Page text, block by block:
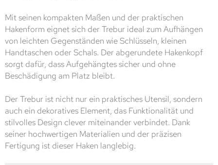
Mit seinen kompakten Maßen und der praktischen
Hakenform eignet sich der Trebur ideal zum Aufhängen
von leichten Gegenständen wie Schlüsseln, kleinen
Handtaschen oder Schals. Der abgerundete Hakenkopf
sorgt dafür, dass Aufgehängtes sicher und ohne
Beschädigung am Platz bleibt.
Der Trebur ist nicht nur ein praktisches Utensil, sondern
auch ein dekoratives Element, das Funktionalität und
stilvolles Design clever miteinander verbindet. Dank
seiner hochwertigen Materialien und der präzisen
Fertigung ist dieser Haken langlebig.